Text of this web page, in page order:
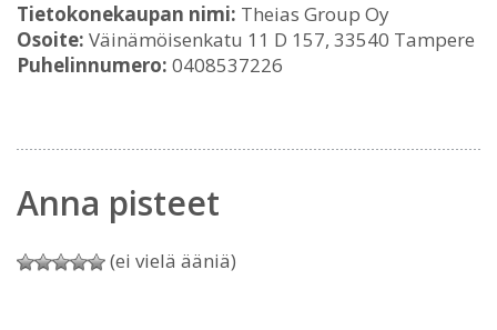
Tietokonekaupan nimi: Theias Group Oy
Osoite: Väinämöisenkatu 11 D 157, 33540 Tampere
Puhelinnumero: 0408537226
Anna pisteet
(ei vielä ääniä)